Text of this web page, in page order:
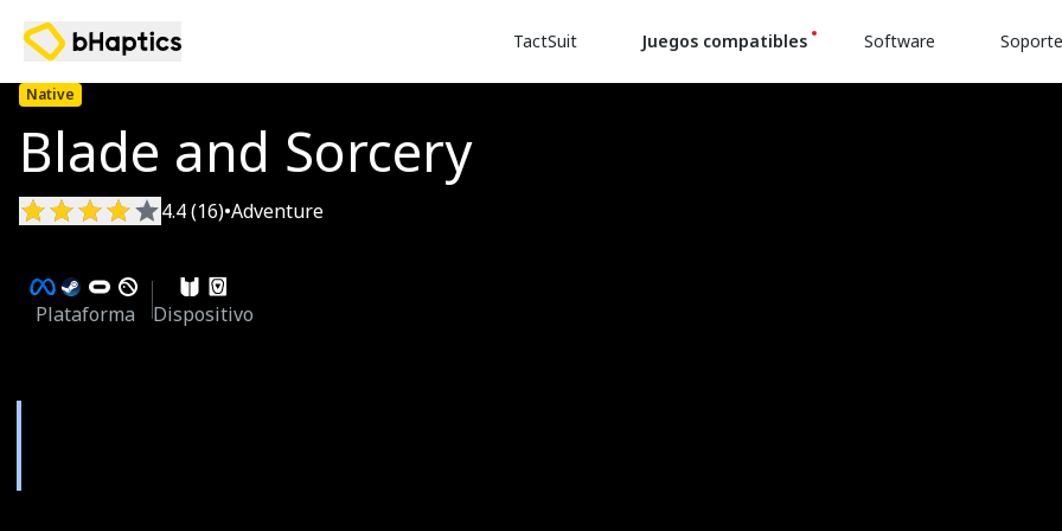
TactSuit Juegos compatibles Software Soporte
Native
Blade and Sorcery
4.4 (16)•Adventure
Plataforma Dispositivo